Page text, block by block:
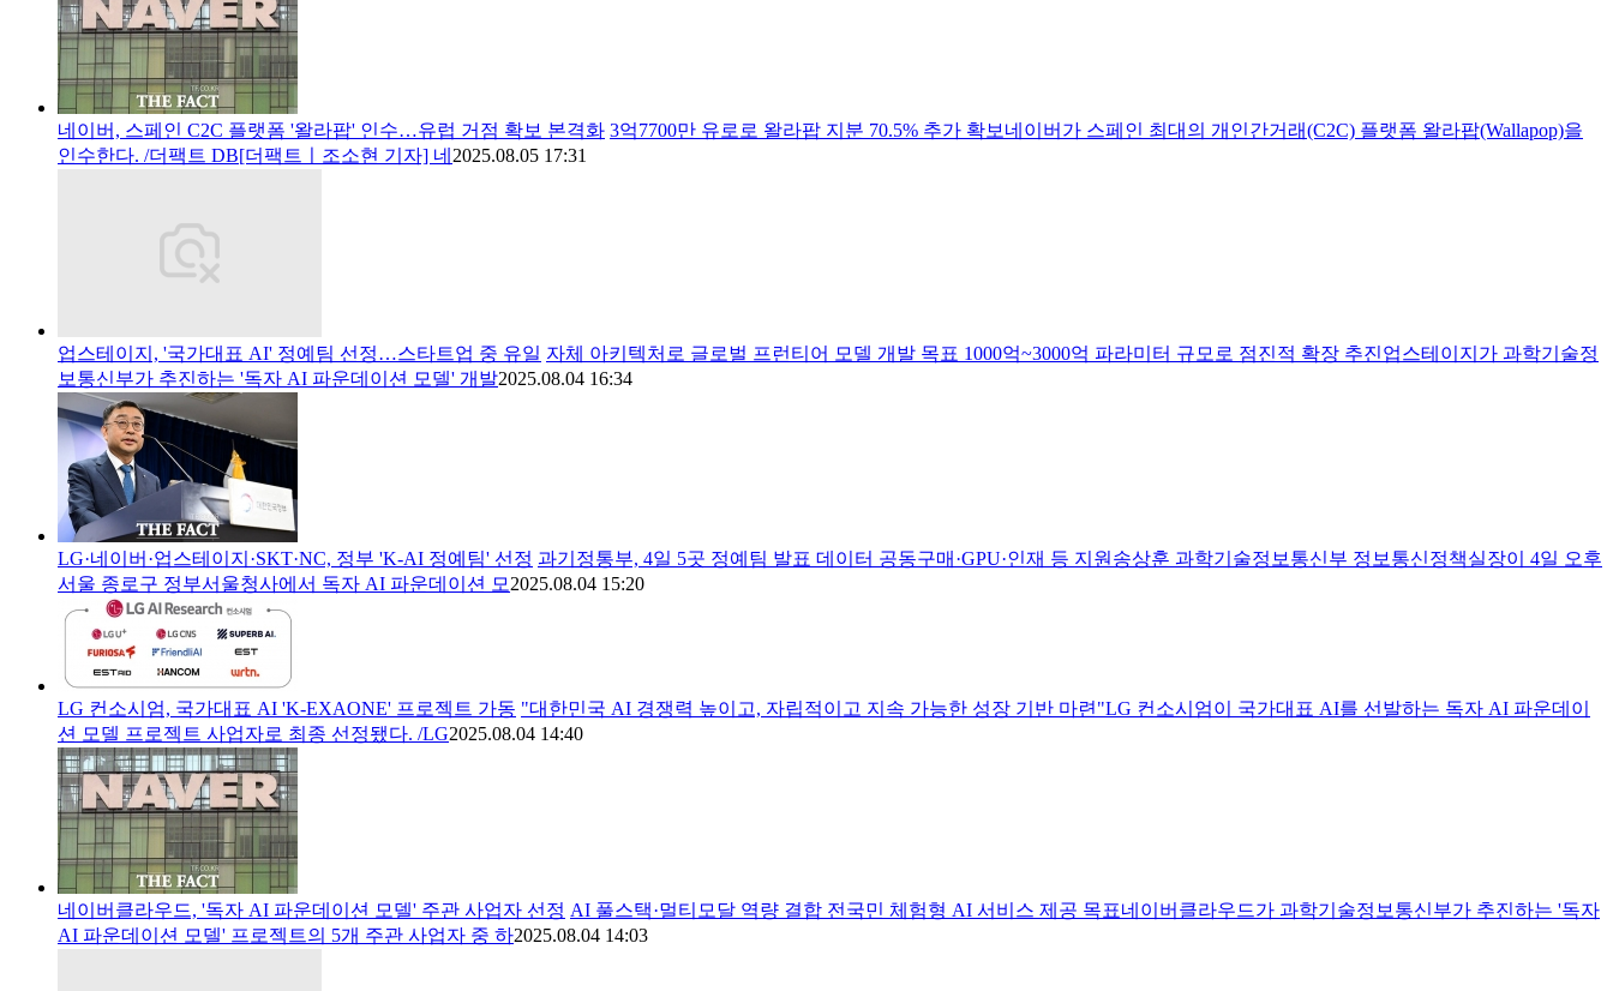
네이버, 스페인 C2C 플랫폼 '왈라팝' 인수…유럽 거점 확보 본격화 3억7700만 유로로 왈라팝 지분 70.5% 추가 확보네이버가 스페인 최대의 개인간거래(C2C) 플랫폼 왈라팝(Wallapop)을
인수한다. /더팩트 DB[더팩트ㅣ조소현 기자] 네 2025.08.05 17:31
업스테이지, '국가대표 AI' 정예팀 선정…스타트업 중 유일 자체 아키텍처로 글로벌 프런티어 모델 개발 목표 1000억~3000억 파라미터 규모로 점진적 확장 추진업스테이지가 과학기술정
보통신부가 추진하는 '독자 AI 파운데이션 모델' 개발2025.08.04 16:34
LG·네이버·업스테이지·SKT·NC, 정부 'K-AI 정예팀' 선정 과기정통부, 4일 5곳 정예팀 발표 데이터 공동구매·GPU·인재 등 지원송상훈 과학기술정보통신부 정보통신정책실장이 4일 오후
서울 종로구 정부서울청사에서 독자 AI 파운데이션 모 2025.08.04 15:20
LG 컨소시엄, 국가대표 AI 'K-EXAONE' 프로젝트 가동 "대한민국 AI 경쟁력 높이고, 자립적이고 지속 가능한 성장 기반 마련"LG 컨소시엄이 국가대표 AI를 선발하는 독자 AI 파운데이
션 모델 프로젝트 사업자로 최종 선정됐다. /LG2025.08.04 14:40
네이버클라우드, '독자 AI 파운데이션 모델' 주관 사업자 선정 AI 풀스택·멀티모달 역량 결합 전국민 체험형 AI 서비스 제공 목표네이버클라우드가 과학기술정보통신부가 추진하는 '독자
AI 파운데이션 모델' 프로젝트의 5개 주관 사업자 중 하2025.08.04 14:03